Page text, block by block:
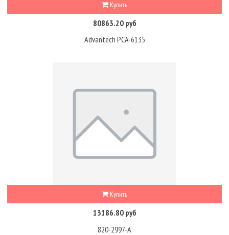
Купить
80863.20 руб
Advantech PCA-6135
Купить
13186.80 руб
820-2997-A